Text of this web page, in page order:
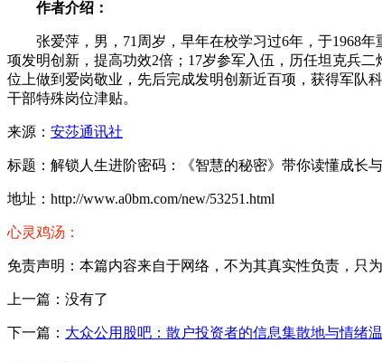
作者介绍：
张爱萍，男，71周岁，早年在校学习过6年，于1968
项发明创新，提高功效2倍；17岁参军入伍，历任坦克兵
位上做到爱岗敬业，先后完成发明创新近百项，获得军队
干部特殊岗位津贴。
来源： 安莎通讯社
标题：解锁人生进阶密码：《智慧的秘密》带你读懂成长
地址：http://www.a0bm.com/new/53251.html
心灵鸡汤：
免责声明：本篇内容来自于网络，不为其真实性负责，只
上一篇：没有了
下一篇： 大众公用股吧：散户投资者的信息集散地与情绪